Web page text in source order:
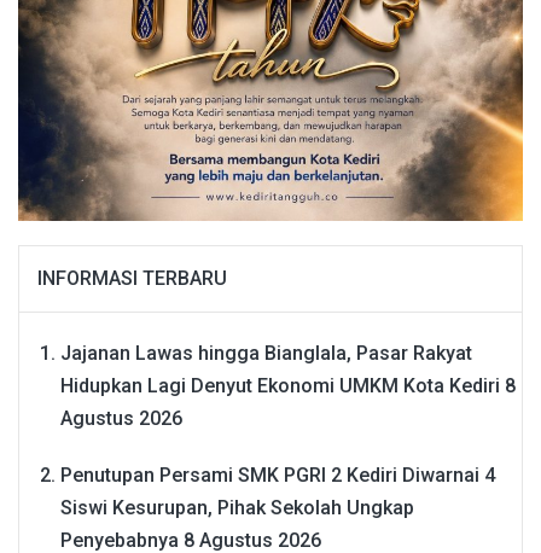
INFORMASI TERBARU
Jajanan Lawas hingga Bianglala, Pasar Rakyat
Hidupkan Lagi Denyut Ekonomi UMKM Kota Kediri 8
Agustus 2026
Penutupan Persami SMK PGRI 2 Kediri Diwarnai 4
Siswi Kesurupan, Pihak Sekolah Ungkap
Penyebabnya 8 Agustus 2026